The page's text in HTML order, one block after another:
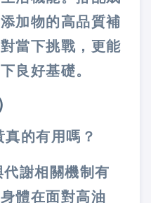
加物的高品質補
當下挑戰，更能
下良好基礎。
的有用嗎？
謝相關機制有
體在面對高油